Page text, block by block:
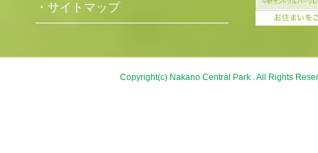
・サイトマップ
Copyright(c) Nakano Central Park . All Rights